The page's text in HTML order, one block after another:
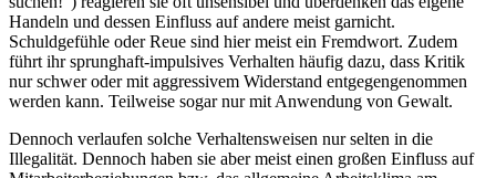
Handeln und dessen Einfluss auf andere meist garnicht.
Schuldgefühle oder Reue sind hier meist ein Fremdwort. Zudem
führt ihr sprunghaft-impulsives Verhalten häufig dazu, dass Kritik
nur schwer oder mit aggressivem Widerstand entgegengenommen
werden kann. Teilweise sogar nur mit Anwendung von Gewalt.
Dennoch verlaufen solche Verhaltensweisen nur selten in die
Illegalität. Dennoch haben sie aber meist einen großen Einfluss auf